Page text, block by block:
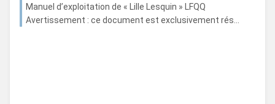
Manuel d’exploitation de « Lille Lesquin » LFQQ
Avertissement : ce document est exclusivement rés...